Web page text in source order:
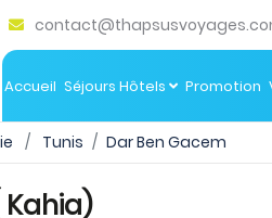
Accueil Séjours Hôtels Promotion
Tunis Dar Ben Gacem
Kahia)